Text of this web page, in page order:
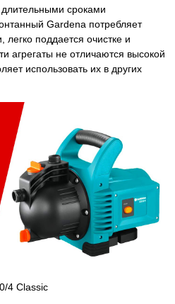
длительными сроками
Gardena потребляет
поддается очистке и
агрегаты не отличаются высокой
использовать их в других
4 Classic